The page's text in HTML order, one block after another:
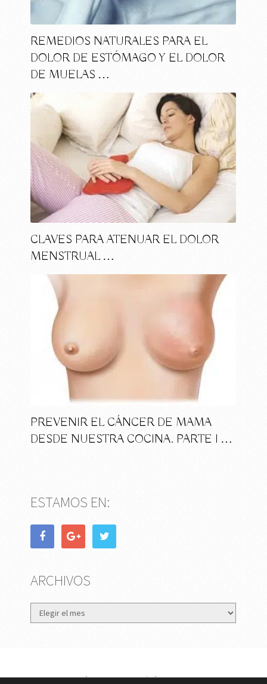
REMEDIOS NATURALES PARA EL
DOLOR DE ESTÓMAGO Y EL DOLOR
DE MUELAS …
CLAVES PARA ATENUAR EL DOLOR
MENSTRUAL …
PREVENIR EL CÁNCER DE MAMA
DESDE NUESTRA COCINA. PARTE I …
ESTAMOS EN:
ARCHIVOS
Archivos
eMujer.comCopyright © 2026.